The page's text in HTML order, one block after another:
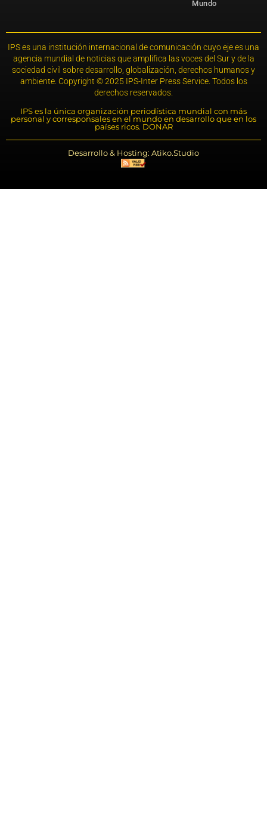
Mundo
IPS es una institución internacional de comunicación cuyo eje es una
agencia mundial de noticias que amplifica las voces del Sur y de la
sociedad civil sobre desarrollo, globalización, derechos humanos y
ambiente. Copyright © 2025 IPS-Inter Press Service. Todos los
derechos reservados.
IPS es la única organización periodística mundial con más
personal y corresponsales en el mundo en desarrollo que en los
países ricos. DONAR
Desarrollo & Hosting: Atiko.Studio